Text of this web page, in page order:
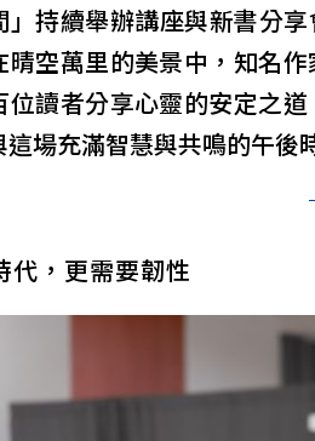
」持續舉辦講座與新書分
晴空萬里的美景中，知名
位讀者分享心靈的安定之
場充滿智慧與共鳴的午後
代，更需要韌性